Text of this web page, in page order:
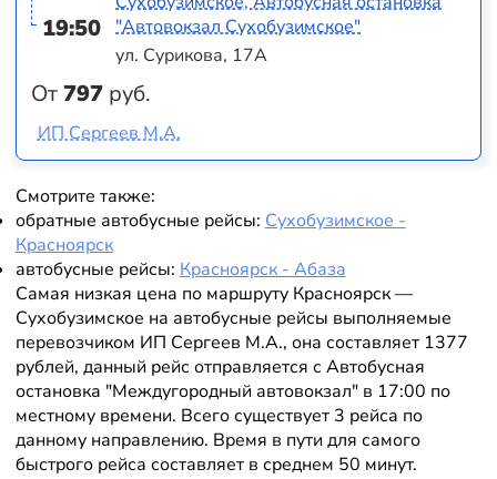
19:50
От797 руб.
"Автовокзал Сухобузимское"
ул. Сурикова, 17А
ИП Сергеев М.А.
Смотрите также:
обратные автобусные рейсы: Сухобузимское -
Красноярск
автобусные рейсы: Красноярск - Абаза
Самая низкая цена по маршруту Красноярск —
Сухобузимское на автобусные рейсы выполняемые
перевозчиком ИП Сергеев М.А., она составляет 1377
рублей, данный рейс отправляется с Автобусная
остановка "Междугородный автовокзал" в 17:00 по
местному времени. Всего существует 3 рейса по
данному направлению. Время в пути для самого
быстрого рейса составляет в среднем 50 минут.